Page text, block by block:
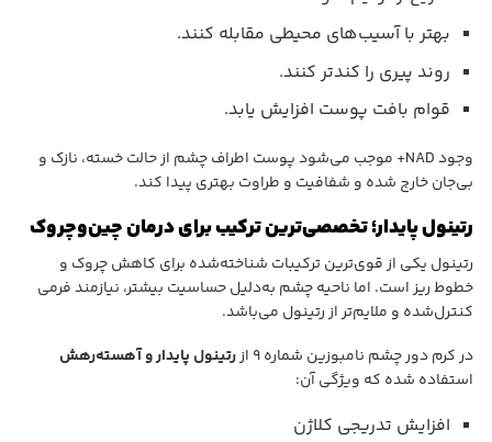
بهتر با آسیب‌های محیطی مقابله کنند.
روند پیری را کندتر کنند.
قوام بافت پوست افزایش یابد.
وجود NAD+ موجب می‌شود پوست اطراف چشم از حالت خسته، نازک و
بی‌جان خارج شده و شفافیت و طراوت بهتری پیدا کند.
رتینول پایدار؛ تخصصی‌ترین ترکیب برای درمان چین‌وچروک
رتینول یکی از قوی‌ترین ترکیبات شناخته‌شده برای کاهش چروک و
خطوط ریز است. اما ناحیه چشم به‌دلیل حساسیت بیشتر، نیازمند فرمی
کنترل‌شده و ملایم‌تر از رتینول می‌باشد.
در کرم دور چشم نامبوزین شماره ۹ از
رتینول پایدار و آهسته‌رهش
استفاده شده که ویژگی آن:
افزایش تدریجی کلاژن